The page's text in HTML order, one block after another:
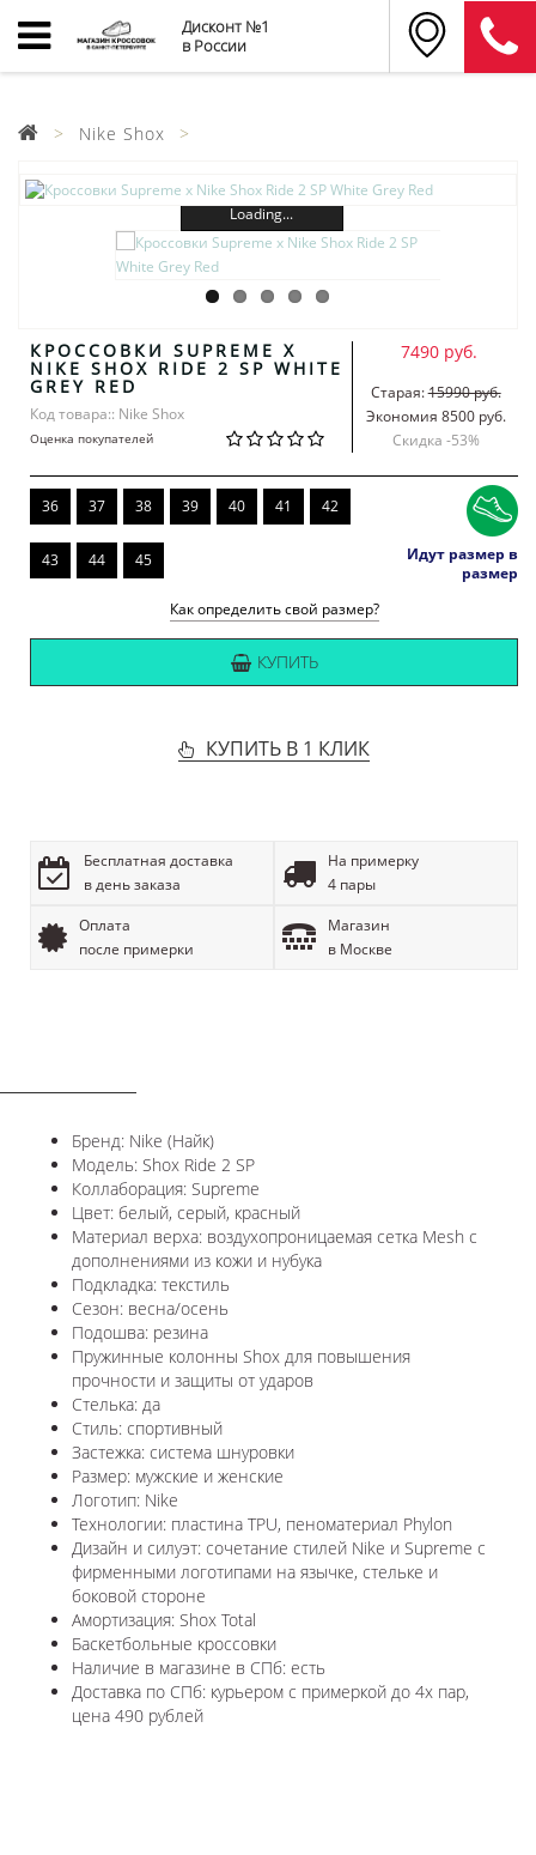
Дисконт №1
в России
Nike Shox
Loading...
КРОССОВКИ SUPREME X
NIKE SHOX RIDE 2 SP WHITE
GREY RED
Код товара:: Nike Shox
Оценка покупателей
7490 руб.
Старая:15990 руб.
Экономия 8500 руб.
Скидка -53%
36 37 38 39 40 41 42
43 44 45
Идут размер в
размер
Как определить свой размер?
КУПИТЬ
КУПИТЬ В 1 КЛИК
Бесплатная доставка
в день заказа
На примерку
4 пары
Оплата
после примерки
Магазин
в Москве
Бренд: Nike (Найк)
Модель: Shox Ride 2 SP
Коллаборация: Supreme
Цвет: белый, серый, красный
Материал верха: воздухопроницаемая сетка Mesh с
дополнениями из кожи и нубука
Подкладка: текстиль
Сезон: весна/осень
Подошва: резина
Пружинные колонны Shox для повышения
прочности и защиты от ударов
Стелька: да
Стиль: спортивный
Застежка: система шнуровки
Размер: мужские и женские
Логотип: Nike
Технологии: пластина TPU, пеноматериал Phylon
Дизайн и силуэт: сочетание стилей Nike и Supreme с
фирменными логотипами на язычке, стельке и
боковой стороне
Амортизация: Shox Total
Баскетбольные кроссовки
Наличие в магазине в СПб: есть
Доставка по СПб: курьером с примеркой до 4х пар,
цена 490 рублей